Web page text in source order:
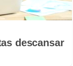
descansar